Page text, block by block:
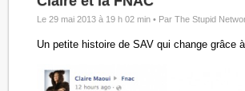
Le 29 mai 2013 à 19 h 02 min • Par The Stupid
Un petite histoire de SAV qui change grâce